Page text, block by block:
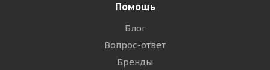
Помощь
Блог
Вопрос-ответ
Бренды